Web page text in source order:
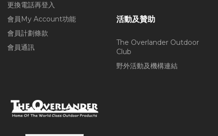
更換電話再登入
會員My Account功能
會員計劃條款
會員通訊
活動及贊助
The Overlander Outdoor
Club
野外活動及機構連結